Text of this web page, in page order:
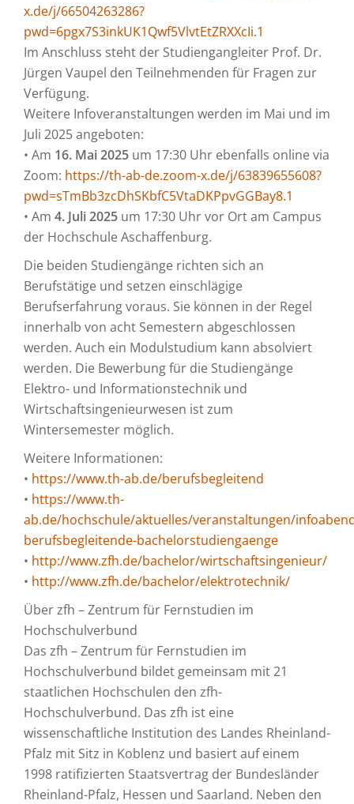
x.de/j/66504263286?
pwd=6pgx7S3inkUK1Qwf5VlvtEtZRXXcIi.1
Im Anschluss steht der Studiengangleiter Prof. Dr.
Jürgen Vaupel den Teilnehmenden für Fragen zur
Verfügung.
Weitere Infoveranstaltungen werden im Mai und im
Juli 2025 angeboten:
• Am 16. Mai 2025 um 17:30 Uhr ebenfalls online via
Zoom: https://th-ab-de.zoom-x.de/j/63839655608?
pwd=sTmBb3zcDhSKbfC5VtaDKPpvGGBay8.1
• Am 4. Juli 2025 um 17:30 Uhr vor Ort am Campus
der Hochschule Aschaffenburg.
Die beiden Studiengänge richten sich an
Berufstätige und setzen einschlägige
Berufserfahrung voraus. Sie können in der Regel
innerhalb von acht Semestern abgeschlossen
werden. Auch ein Modulstudium kann absolviert
werden. Die Bewerbung für die Studiengänge
Elektro- und Informationstechnik und
Wirtschaftsingenieurwesen ist zum
Wintersemester möglich.
Weitere Informationen:
• https://www.th-ab.de/berufsbegleitend
• https://www.th-
ab.de/hochschule/aktuelles/veranstaltungen/
berufsbegleitende-bachelorstudiengaenge
• http://www.zfh.de/bachelor/wirtschaftsingenieur/
• http://www.zfh.de/bachelor/elektrotechnik/
Über zfh – Zentrum für Fernstudien im
Hochschulverbund
Das zfh – Zentrum für Fernstudien im
Hochschulverbund bildet gemeinsam mit 21
staatlichen Hochschulen den zfh-
Hochschulverbund. Das zfh ist eine
wissenschaftliche Institution des Landes Rheinland-
Pfalz mit Sitz in Koblenz und basiert auf einem
1998 ratifizierten Staatsvertrag der Bundesländer
Rheinland-Pfalz, Hessen und Saarland. Neben den